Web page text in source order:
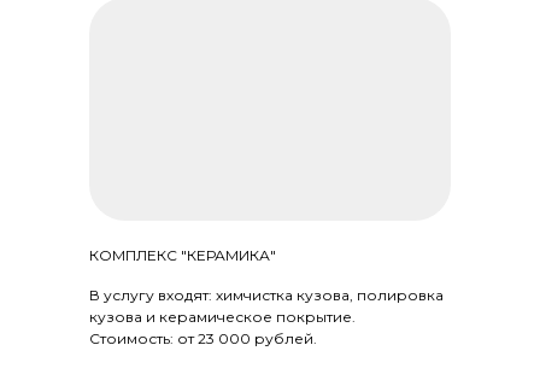
КОМПЛЕКС "КЕРАМИКА"
В услугу входят: химчистка кузова, полировка
кузова и керамическое покрытие.
Стоимость: от 23 000 рублей.